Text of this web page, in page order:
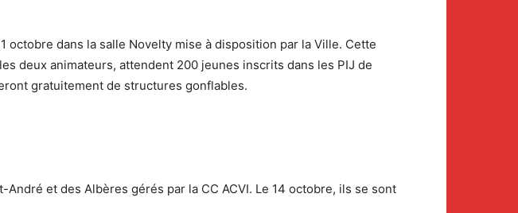
octobre dans la salle Novelty mise à disposition par la Ville. Cette
deux animateurs, attendent 200 jeunes inscrits dans les PIJ de
gratuitement de structures gonflables.
et des Albères gérés par la CC ACVI. Le 14 octobre, ils se sont